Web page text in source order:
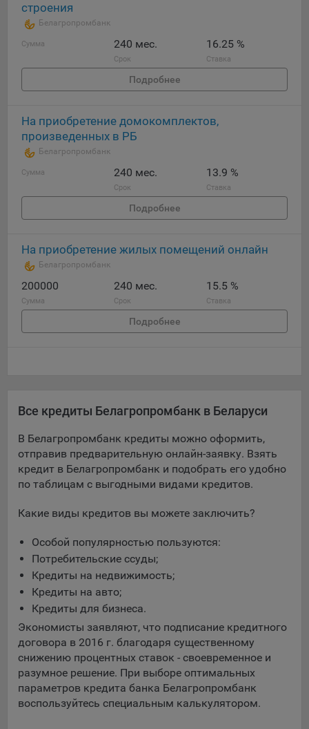
строения
Белагропромбанк
Сумма 240 мес.
Срок
16.25 %
Ставка
Подробнее
На приобретение домокомплектов,
произведенных в РБ
Белагропромбанк
Сумма 240 мес.
Срок
13.9 %
Ставка
Подробнее
На приобретение жилых помещений онлайн
Белагропромбанк
200000
Сумма
240 мес.
Срок
15.5 %
Ставка
Подробнее
Все кредиты Белагропромбанк в Беларуси
В Белагропромбанк кредиты можно оформить,
отправив предварительную онлайн-заявку. Взять
кредит в Белагропромбанк и подобрать его удобно
по таблицам с выгодными видами кредитов.
Какие виды кредитов вы можете заключить?
Особой популярностью пользуются:
Потребительские ссуды;
Кредиты на недвижимость;
Кредиты на авто;
Кредиты для бизнеса.
Экономисты заявляют, что подписание кредитного
договора в 2016 г. благодаря существенному
снижению процентных ставок - своевременное и
разумное решение. При выборе оптимальных
параметров кредита банка Белагропромбанк
воспользуйтесь специальным калькулятором.